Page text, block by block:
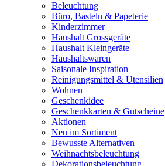
Beleuchtung
Büro, Basteln & Papeterie
Kinderzimmer
Haushalt Grossgeräte
Haushalt Kleingeräte
Haushaltswaren
Saisonale Inspiration
Reinigungsmittel & Utensilien
Wohnen
Geschenkidee
Geschenkkarten & Gutscheine
Aktionen
Neu im Sortiment
Bewusste Alternativen
Weihnachtsbeleuchtung
Dekorationsbeleuchtung